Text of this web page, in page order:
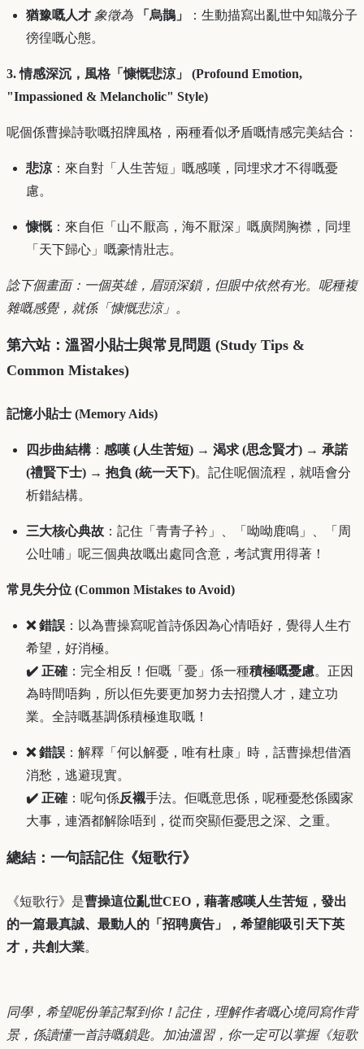
猶豫嘅人才 象徵為 「烏鵲」
：生動描寫出亂世中知識分子
徬徨嘅心態。
3. 情感深沉，風格「慷慨悲涼」 (Profound Emotion,
"Impassioned & Melancholic" Style)
呢個係曹操詩歌嘅招牌風格，兩種看似矛盾嘅情感完美結合：
悲涼：來自對「人生苦短」嘅感嘆，同埋求才不得嘅憂
慮。
慷慨：來自佢「山不厭高，海不厭深」嘅廣闊胸襟，同埋
「天下歸心」嘅豪情壯志。
諗下個畫面：一個英雄，眉頭深鎖，但眼中依然有光。呢種複
雜嘅感覺，就係「慷慨悲涼」。
第六站：溫習小貼士與常見問題 (Study Tips &
Common Mistakes)
記憶小貼士 (Memory Aids)
四步曲結構 ： 感嘆 (人生苦短) → 渴求 (思念賢才) → 承諾
(禮賢下士) → 抱負 (統一天下)。記住呢個流程，就唔會分
析錯結構。
三大核心典故 ：記住「青青子衿」、「呦呦鹿鳴」、「周
公吐哺」呢三個典故嘅出處同含意，考試實用得著！
常見失分位 (Common Mistakes to Avoid)
❌ 錯誤 ：以為曹操寫呢首詩係因為心情唔好，覺得人生冇
希望，好消極。
✔️ 正確 ：完全相反！佢嘅「憂」係一種積極嘅憂慮。正因
為時間唔夠，所以佢先要更加努力去招攬人才，建立功
業。全詩嘅基調係積極進取嘅！
❌ 錯誤 ：解釋「何以解憂，唯有杜康」時，話曹操想借酒
消愁，逃避現實。
✔️ 正確 ：呢句係反襯手法。佢嘅意思係，呢種憂愁係國家
大事，連酒都解除唔到，從而突顯佢憂思之深、之重。
總結：一句話記住《短歌行》
《短歌行》是曹操這位亂世CEO，藉著感嘆人生苦短，發出
的一篇最真誠、最動人的「招聘廣告」，希望能吸引天下英
才，共創大業。
同學，希望呢份筆記幫到你！記住，理解作者嘅心境同寫作背
景，係讀懂一首詩嘅鎖匙。加油溫習，你一定可以掌握《短歌